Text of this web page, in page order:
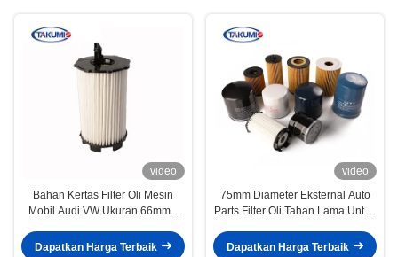
video
Bahan Kertas Filter Oli Mesin
Mobil Audi VW Ukuran 66mm *
Dapatkan Harga Terbaik
video
75mm Diameter Eksternal Auto
Parts Filter Oli Tahan Lama Untuk
Dapatkan Harga Terbaik